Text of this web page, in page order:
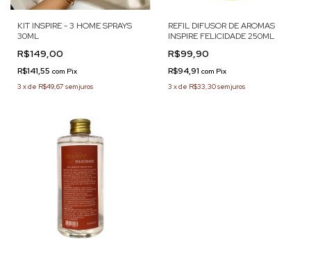
KIT INSPIRE - 3 HOME SPRAYS
30ML
R$149,00
R$141,55 com Pix
3 xde R$49,67 sem juros
REFIL DIFUSOR DE AROMAS
INSPIRE FELICIDADE 250ML
R$99,90
R$94,91 com Pix
3 xde R$33,30sem juros